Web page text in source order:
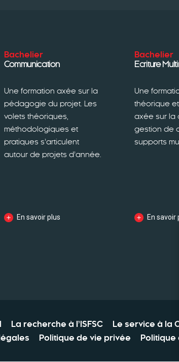
Bachelier
Communication
Une formation axée sur la
pédagogie du projet. Les
volets théoriques,
méthodologiques et
pratiques s’articulent
autour de projets d’année.
En savoir plus
Bachelier
Ecriture
Une
théorique
axée sur la
gestion de
supports
En savoir
La recherche à l’ISFSC Le service à la
légales
Politique de vie privée Politique